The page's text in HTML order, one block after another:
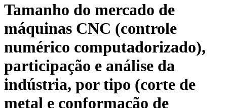
Tamanho do mercado de
máquinas CNC (controle
numérico computadorizado),
participação e análise da
indústria, por tipo (corte de
metal e conformação de